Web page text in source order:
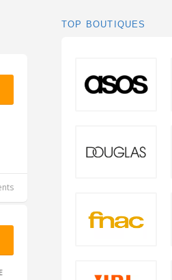
TOP BOUTIQUES